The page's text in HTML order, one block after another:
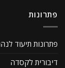
פתרונות
פתרונות תיעוד
דיבורית לקסדה